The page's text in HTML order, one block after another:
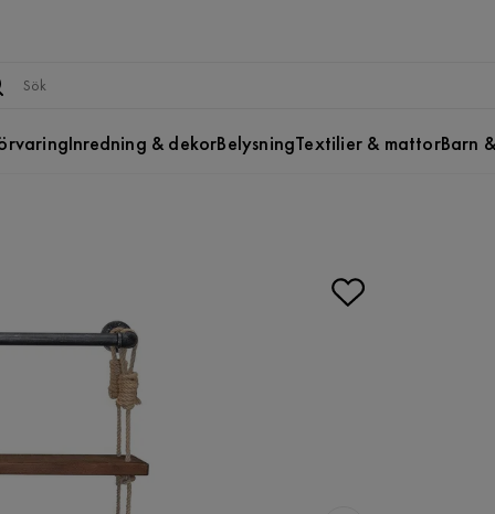
Inredning & dekorBelysningTextilier & mattorBarn